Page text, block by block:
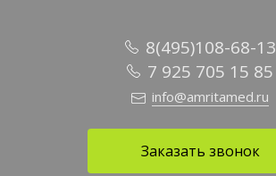
8(495)108-68-13
7 925 705 15 85
info@amritamed.ru
Заказать звонок